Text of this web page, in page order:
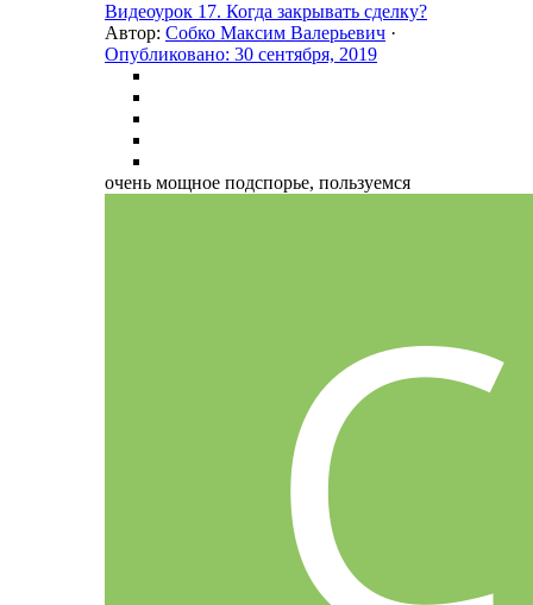
Видеоурок 17. Когда закрывать сделку?
Автор: Собко Максим Валерьевич ·
Опубликовано: 30 сентября, 2019
очень мощное подспорье, пользуемся